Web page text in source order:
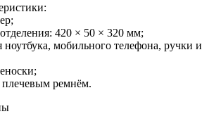
420 × 50 × 320 мм;
ноутбука, мобильного телефона, ручки и
ремнём.